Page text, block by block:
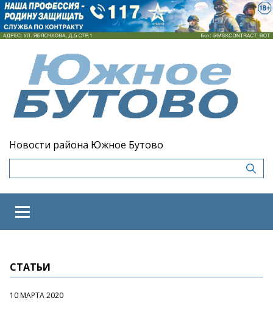
Новости района Южное Бутово
СТАТЬИ
10 МАРТА 2020